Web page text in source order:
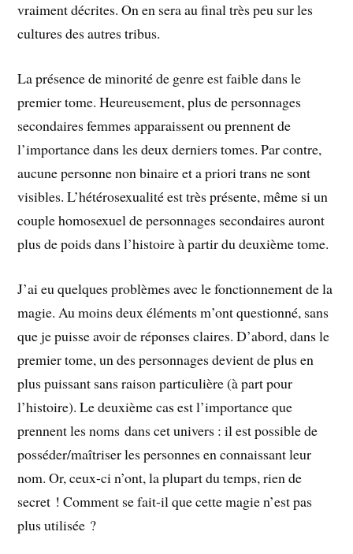
vraiment décrites. On en sera au final très peu sur les
cultures des autres tribus.
La présence de minorité de genre est faible dans le
premier tome. Heureusement, plus de personnages
secondaires femmes apparaissent ou prennent de
l’importance dans les deux derniers tomes. Par contre,
aucune personne non binaire et a priori trans ne sont
visibles. L’hétérosexualité est très présente, même si un
couple homosexuel de personnages secondaires auront
plus de poids dans l’histoire à partir du deuxième tome.
J’ai eu quelques problèmes avec le fonctionnement de la
magie. Au moins deux éléments m’ont questionné, sans
que je puisse avoir de réponses claires. D’abord, dans le
premier tome, un des personnages devient de plus en
plus puissant sans raison particulière (à part pour
l’histoire). Le deuxième cas est l’importance que
prennent les noms dans cet univers : il est possible de
posséder/maîtriser les personnes en connaissant leur
nom. Or, ceux-ci n’ont, la plupart du temps, rien de
secret ! Comment se fait-il que cette magie n’est pas
plus utilisée ?